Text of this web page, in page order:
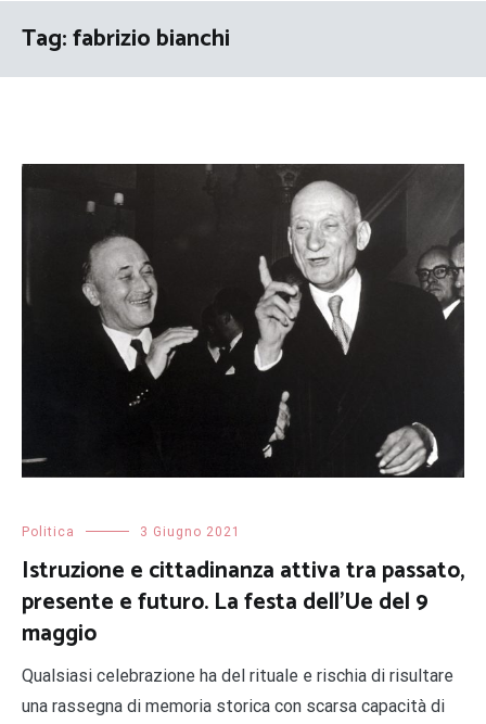
Tag:fabrizio bianchi
Politica 3 Giugno 2021
Istruzione e cittadinanza attiva tra passato,
presente e futuro. La festa dell’Ue del 9
maggio
Qualsiasi celebrazione ha del rituale e rischia di risultare
una rassegna di memoria storica con scarsa capacità di